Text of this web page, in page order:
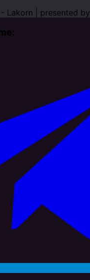
Lakorn | presented by